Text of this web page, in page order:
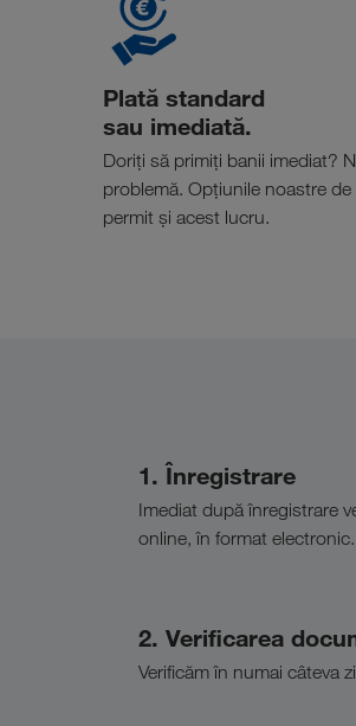
Plată standard
sau imediată.
Doriți să primiți banii imediat?
problemă. Opțiunile noastre
permit și acest lucru.
1. Înregistrare
Imediat după înregistrare
online, în format electronic.
2. Verificarea
Verificăm în numai câteva